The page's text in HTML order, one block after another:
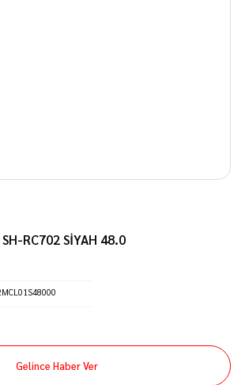
RC702 SİYAH 48.0
Gelince Haber Ver